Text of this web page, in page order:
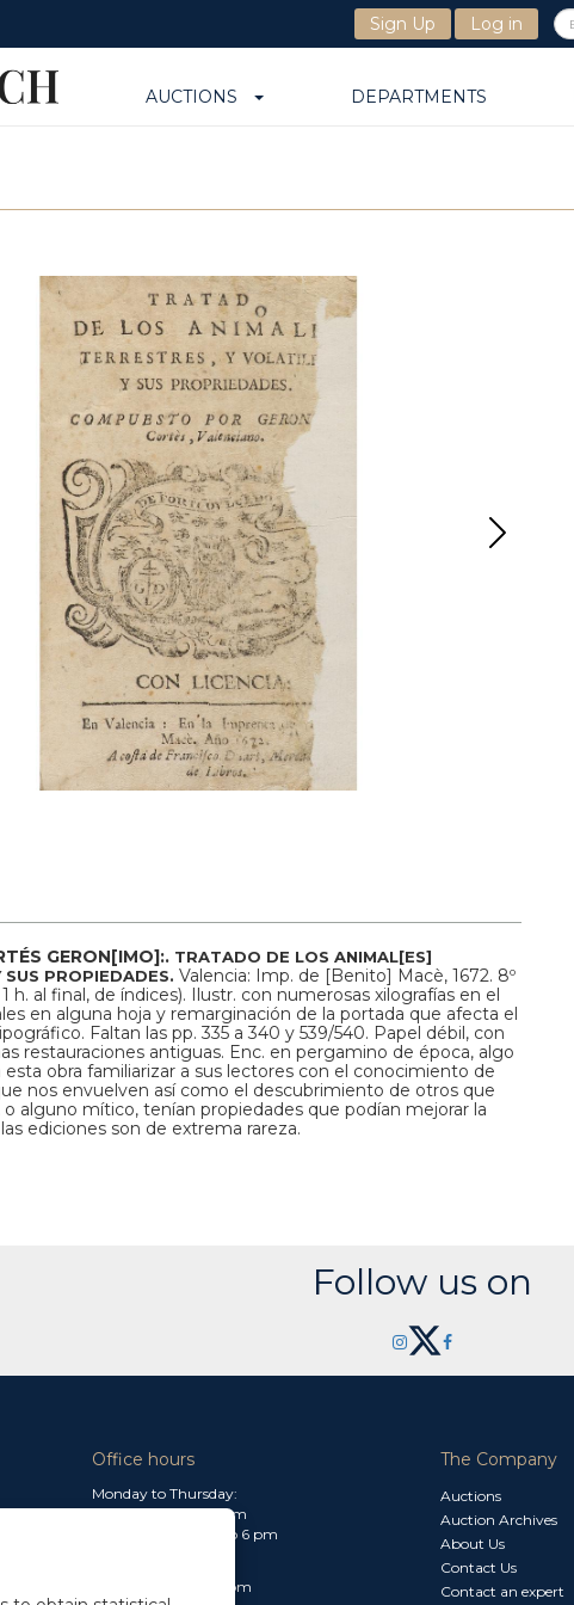
Sign Up Log in
AUCTIONS DEPARTMENTS
GERON[IMO]:. TRATADO DE LOS ANIMAL[ES]
PROPIEDADES. Valencia: Imp. de [Benito] Macè, 1672. 8º
h. al final, de índices). Ilustr. con numerosas xilografías en el
en alguna hoja y remarginación de la portada que afecta el
Faltan las pp. 335 a 340 y 539/540. Papel débil, con
restauraciones antiguas. Enc. en pergamino de época, algo
obra familiarizar a sus lectores con el conocimiento de
nos envuelven así como el descubrimiento de otros que
alguno mítico, tenían propiedades que podían mejorar la
ediciones son de extrema rareza.
Follow us on
Office hours
Monday to Thursday:
From 9 am to 1.30 pm
and from 2.30 pm to 6 pm
From 8.30 am to 3 pm
The Company
Auctions
Auction Archives
About Us
Contact Us
Contact an expert